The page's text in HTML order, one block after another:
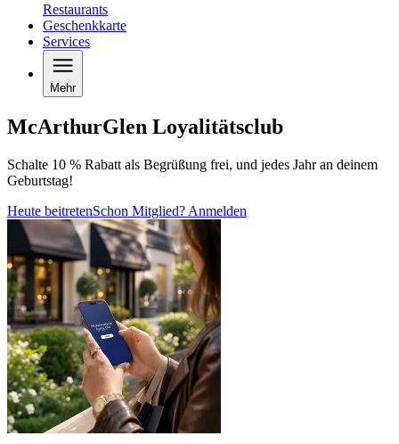
Restaurants
Geschenkkarte
Services
Mehr
McArthurGlen Loyalitätsclub
Schalte 10 % Rabatt als Begrüßung frei, und jedes Jahr an deinem
Geburtstag!
Heute beitretenSchon Mitglied? Anmelden